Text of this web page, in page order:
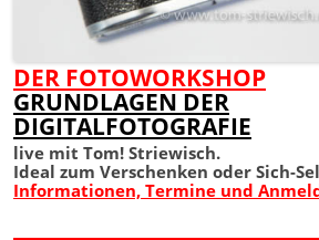
DER FOTOWORKSHOP
GRUNDLAGEN DER
DIGITALFOTOGRAFIE
live mit Tom! Striewisch.
Ideal zum Verschenken oder Sich-
Informationen, Termine und